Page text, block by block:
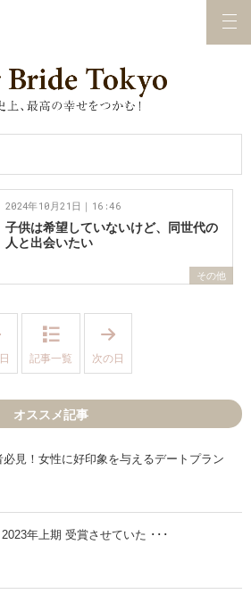
その他
子供は希望していないけど、同世代の
人と出会いたい
2024年10月21日｜16:46
4
1
0
月
8
日
記事一覧
4
1
月
6
日
次の日
オススメ記事
必見！女性に好印象を与えるデートプラン
2023年上期 受賞させていた ･･･